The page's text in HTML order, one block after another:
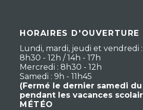
HORAIRES D'OUVERTURE
Lundi, mardi, jeudi et vendredi :
8h30 - 12h / 14h - 17h
Mercredi : 8h30 - 12h
Samedi : 9h - 11h45
(Fermé le dernier samedi
pendant les vacances
MÉTÉO